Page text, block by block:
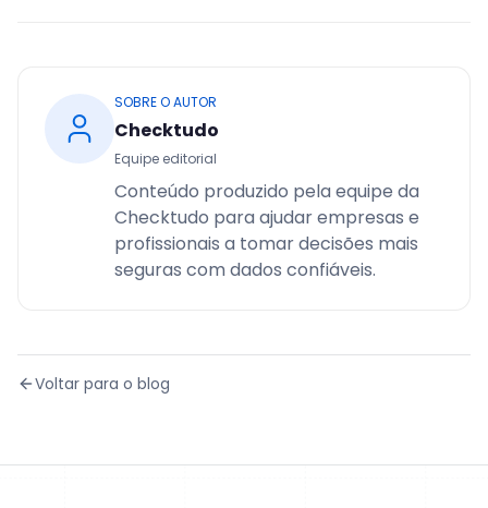
SOBRE O AUTOR
Checktudo
Equipe editorial
Conteúdo produzido pela equipe da
Checktudo para ajudar empresas e
profissionais a tomar decisões mais
seguras com dados confiáveis.
Voltar para o blog